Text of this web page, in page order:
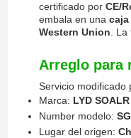
certificado por CE/
embala en una
Western Union .
Arreglo para
Servicio modificado
Marca: LYD SOALR
Number modelo:
Lugar del origen: